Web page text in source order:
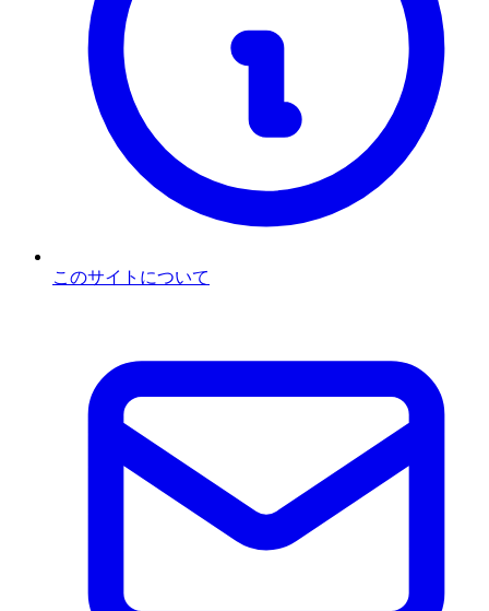
このサイトについて